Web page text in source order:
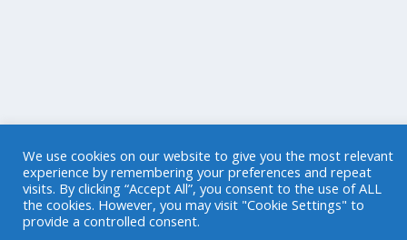
We use cookies on our website to give you the most relevant
experience by remembering your preferences and repeat
visits. By clicking “Accept All”, you consent to the use of ALL
the cookies. However, you may visit "Cookie Settings" to
provide a controlled consent.